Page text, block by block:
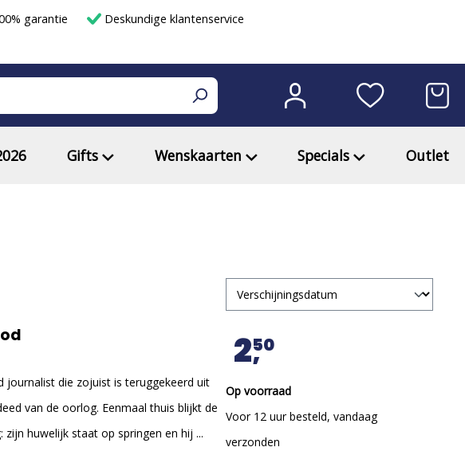
garantie
Deskundige klantenservice
Gifts Wenskaarten Specials Outlet
journalist die zojuist is teruggekeerd uit
van de oorlog. Eenmaal thuis blijkt de
huwelijk staat op springen en hij ...
250
Op voorraad
Voor 12 uur besteld, vandaag
verzonden